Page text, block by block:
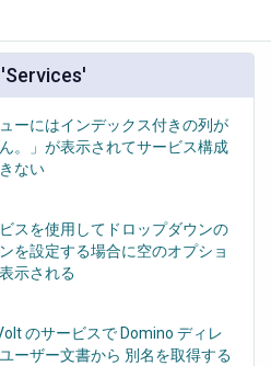
ューにはインデックス付きの列が
。」が表示されてサービス構成
ない
スを使用してドロップダウンの
を設定する場合に空のオプショ
示される
のサービスで Domino ディレ
ーザー文書から 別名を取得する